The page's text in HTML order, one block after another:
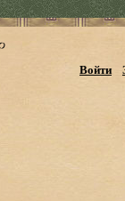
Войти